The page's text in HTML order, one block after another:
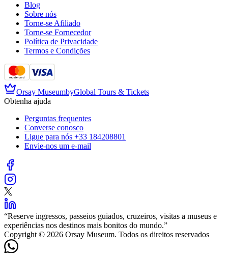
Blog
Sobre nós
Torne-se Afiliado
Torne-se Fornecedor
Política de Privacidade
Termos e Condições
Orsay MuseumbyGlobal Tours & Tickets
Obtenha ajuda
Perguntas frequentes
Converse conosco
Ligue para nós +33 184208801
Envie-nos um e-mail
“Reserve ingressos, passeios guiados, cruzeiros, visitas a museus e
experiências nos destinos mais bonitos do mundo.”
Copyright © 2026 Orsay Museum. Todos os direitos reservados